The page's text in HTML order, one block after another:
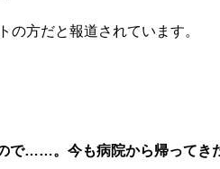
の方だと報道されています。
ので……。今も病院から帰って